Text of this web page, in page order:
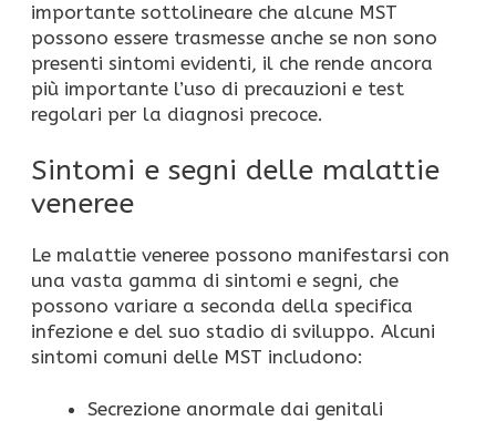
importante sottolineare che alcune MST
possono essere trasmesse anche se non sono
presenti sintomi evidenti, il che rende ancora
più importante l’uso di precauzioni e test
regolari per la diagnosi precoce.
Sintomi e segni delle malattie
veneree
Le malattie veneree possono manifestarsi con
una vasta gamma di sintomi e segni, che
possono variare a seconda della specifica
infezione e del suo stadio di sviluppo. Alcuni
sintomi comuni delle MST includono:
Secrezione anormale dai genitali